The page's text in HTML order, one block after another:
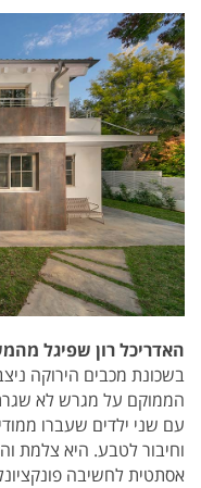
האדריכל רון שפיגל
עם שני ילדים שעברו
וחיבור לטבע. היא צלמת
אסתטית לחשיבה